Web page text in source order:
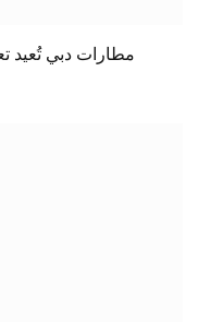
مطارات دبي تُعيد